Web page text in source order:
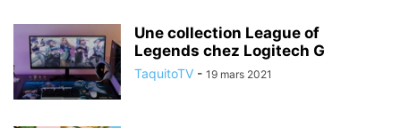
Une collection League of
Legends chez Logitech G
TaquitoTV - 19 mars 2021